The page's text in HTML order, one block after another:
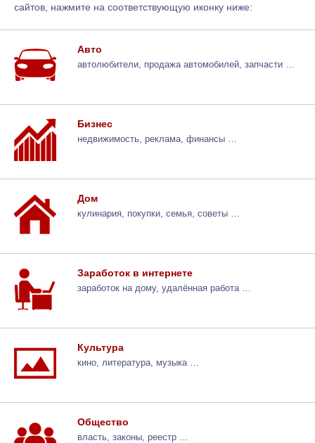
сайтов, нажмите на соответствующую иконку ниже:
Авто
автолюбители, продажа автомобилей, запчасти …
Бизнес
недвижимость, реклама, финансы …
Дом
кулинария, покупки, семья, советы …
Заработок в интернете
заработок на дому, удалённая работа …
Культура
кино, литература, музыка …
Общество
власть, законы, реестр …